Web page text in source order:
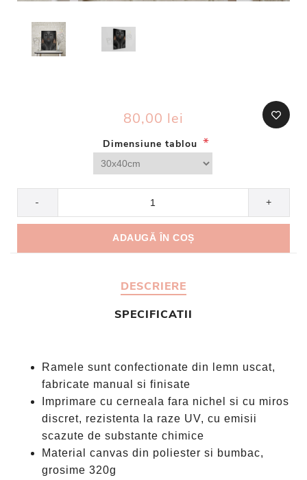
80,00 lei
Dimensiune tablou *
- +
DESCRIERE
SPECIFICATII
Ramele sunt confectionate din lemn uscat,
fabricate manual si finisate
Imprimare cu cerneala fara nichel si cu miros
discret, rezistenta la raze UV, cu emisii
scazute de substante chimice
Material canvas din poliester si bumbac,
grosime 320g